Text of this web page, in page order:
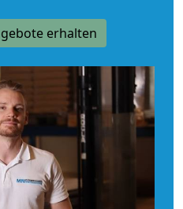
erhalten